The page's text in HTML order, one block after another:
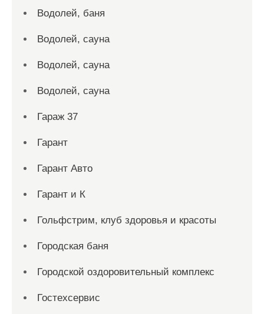
Водолей, баня
Водолей, сауна
Водолей, сауна
Водолей, сауна
Гараж 37
Гарант
Гарант Авто
Гарант и К
Гольфстрим, клуб здоровья и красоты
Городская баня
Городской оздоровительный комплекс
Гостехсервис